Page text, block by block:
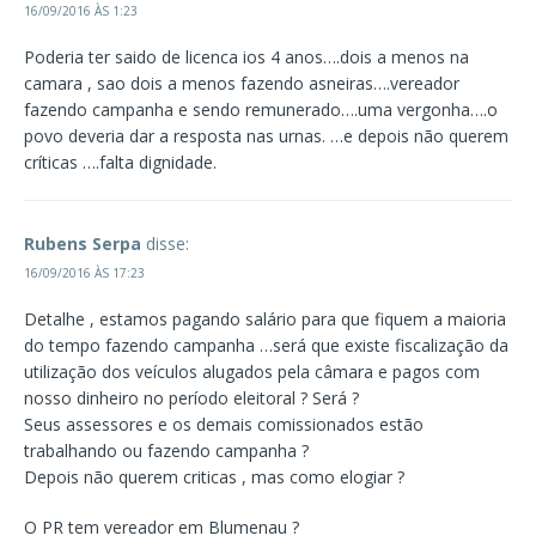
16/09/2016 ÀS 1:23
Poderia ter saido de licenca ios 4 anos….dois a menos na
camara , sao dois a menos fazendo asneiras….vereador
fazendo campanha e sendo remunerado….uma vergonha….o
povo deveria dar a resposta nas urnas. …e depois não querem
críticas ….falta dignidade.
Rubens Serpa disse:
16/09/2016 ÀS 17:23
Detalhe , estamos pagando salário para que fiquem a maioria
do tempo fazendo campanha …será que existe fiscalização da
utilização dos veículos alugados pela câmara e pagos com
nosso dinheiro no período eleitoral ? Será ?
Seus assessores e os demais comissionados estão
trabalhando ou fazendo campanha ?
Depois não querem criticas , mas como elogiar ?
O PR tem vereador em Blumenau ?